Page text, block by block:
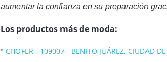
aumentar la confianza en su preparación
Los productos más de moda:
CHOFER - 109007 - BENITO JUÁREZ, CIUDAD